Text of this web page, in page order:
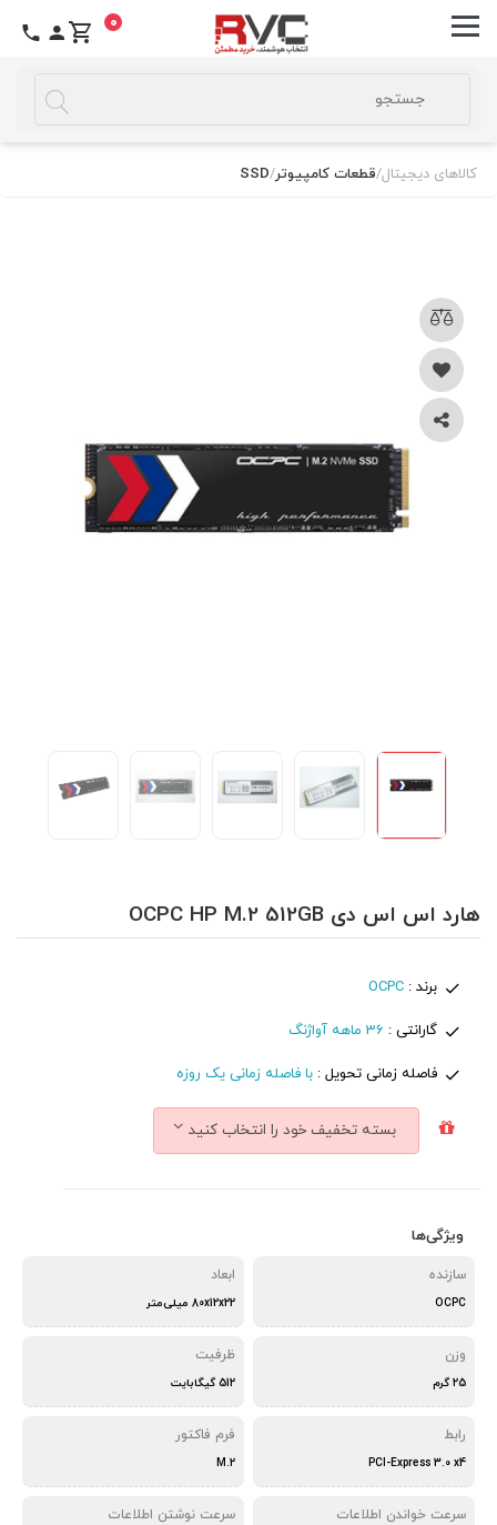
0
کالاهای دیجیتال/قطعات کامپیوتر/
SSD
هارد اس اس دی OCPC HP M.2 512GB
برند :OCPC
گارانتی : 36 ماهه آواژنگ
فاصله زمانی تحویل : با فاصله زمانی یک روزه
بسته تخفیف خود را انتخاب کنید
ویژگی‌ها
سازنده
OCPC
ابعاد
80x12x22 میلی‌متر
وزن
25 گرم
ظرفیت
512 گیگابایت
رابط
PCI-Express 3.0 x4
فرم فاکتور
M.2
سرعت خواندن اطلاعات سرعت نوشتن اطلاعات